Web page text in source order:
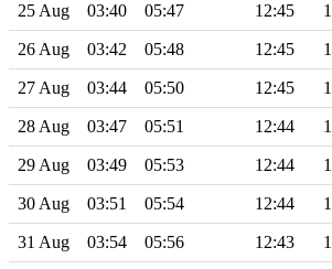
25 Aug 03:40 05:47 12:45
26 Aug 03:42 05:48 12:45
27 Aug 03:44 05:50 12:45
28 Aug 03:47 05:51 12:44
29 Aug 03:49 05:53 12:44
30 Aug 03:51 05:54 12:44
31 Aug 03:54 05:56 12:43